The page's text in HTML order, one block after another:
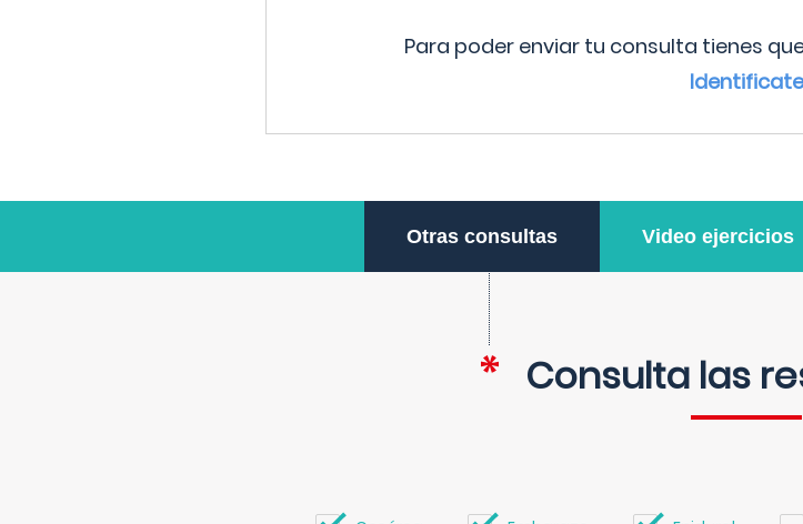
Para poder enviar tu consulta tienes
Identificate
Otras consultas Video ejercicios
Consulta las